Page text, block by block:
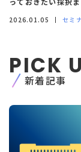
2026.01.05 セミ
PICK
新着記事